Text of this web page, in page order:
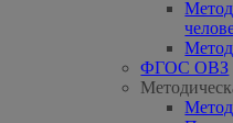
ФГОС ОВЗ